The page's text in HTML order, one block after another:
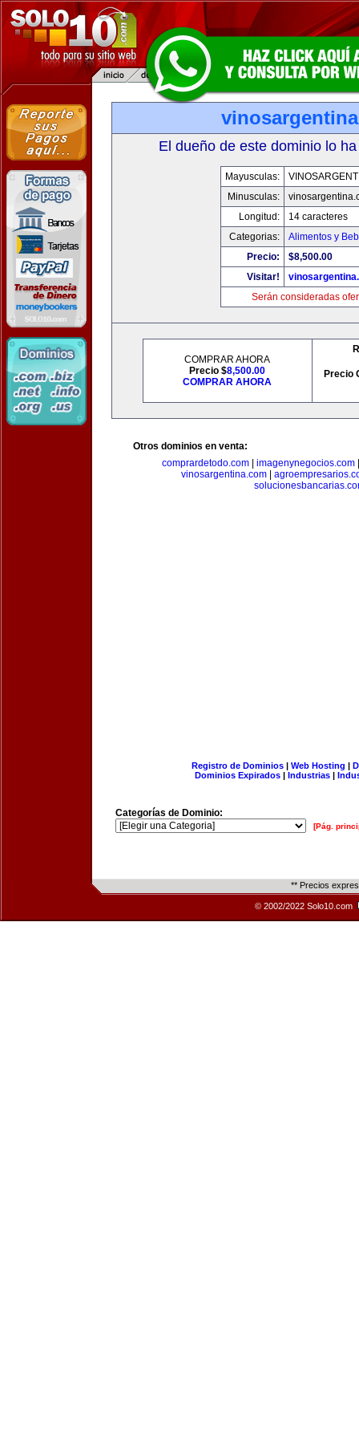
El dueño de este dominio lo
Mayusculas:
Minusculas:
Longitud:
14 caracteres
Categorias:
Alimentos y
Precio:
$8,500.00
Visitar!
Serán consideradas
COMPRAR AHORA
Precio $8,500.00
COMPRAR AHORA
Precio
Otros dominios en venta:
comprardetodo.com
imagenynegocios.com
vinosargentina.com|
Registro de Dominios| Web Hosting |
Dominios Expirados | Industrias |
Categorías de Dominio:
[Pág.
** Precios
© 2002/2022 Solo10.com